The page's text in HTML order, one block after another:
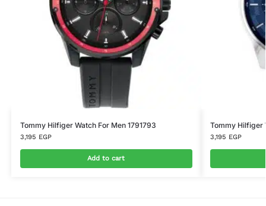
Tommy Hilfiger Watch For Men 1791793
3,195 EGP
Add to cart
Tommy Hilfiger
3,195 EGP